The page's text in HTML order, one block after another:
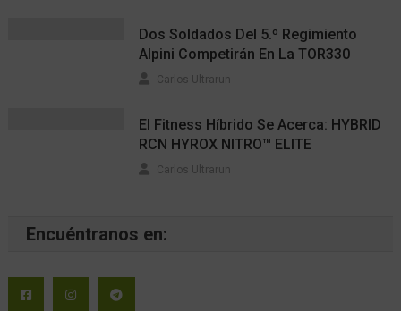
Dos Soldados Del 5.º Regimiento
Alpini Competirán En La TOR330
Carlos Ultrarun
El Fitness Híbrido Se Acerca: HYBRID
RCN HYROX NITRO™ ELITE
Carlos Ultrarun
Encuéntranos en: